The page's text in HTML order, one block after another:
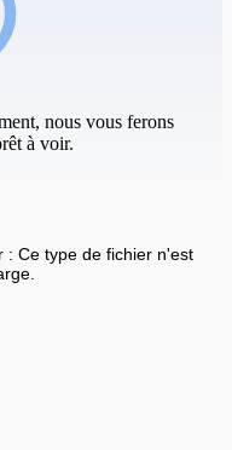
nous vous ferons
à voir.
: Ce type de fichier n'est